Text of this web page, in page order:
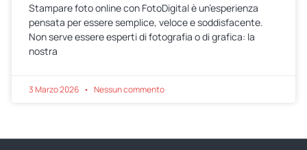
Stampare foto online con FotoDigital è un’esperienza
pensata per essere semplice, veloce e soddisfacente.
Non serve essere esperti di fotografia o di grafica: la
nostra
3 Marzo 2026 Nessun commento